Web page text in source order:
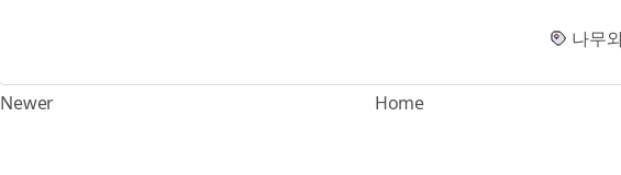
나무
Newer Home